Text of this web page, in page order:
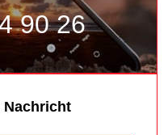
90 26
Nachricht